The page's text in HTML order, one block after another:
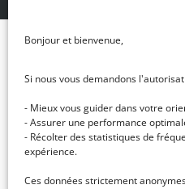
Bonjour et bienvenue,
Si nous vous demandons
- Mieux vous guider dans votre
- Assurer une performance
- Récolter des statistiques de
expérience.
Ces données strictement